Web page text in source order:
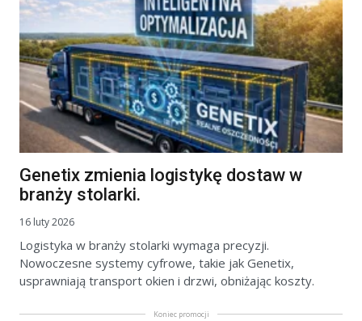
Genetix zmienia logistykę dostaw w
branży stolarki.
16 luty 2026
Logistyka w branży stolarki wymaga precyzji.
Nowoczesne systemy cyfrowe, takie jak Genetix,
usprawniają transport okien i drzwi, obniżając koszty.
Koniec promocji